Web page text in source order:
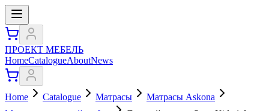
ПРОЕКТ МЕБЕЛЬ
HomeCatalogueAboutNews
Home Catalogue Матрасы
Матрасы Askona